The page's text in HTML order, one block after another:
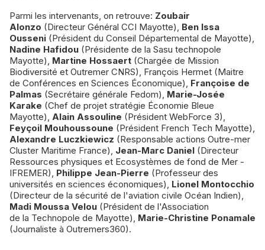
Parmi les intervenants, on retrouve: Zoubair
Alonzo (Directeur Général CCI Mayotte), Ben Issa
Ousseni (Président du Conseil Départemental de Mayotte),
Nadine Hafidou (Présidente de la Sasu technopole
Mayotte), Martine Hossaert (Chargée de Mission
Biodiversité et Outremer CNRS), François Hermet (Maitre
de Conférences en Sciences Économique), Françoise de
Palmas (Secrétaire générale Fedom), Marie-Josée
Karake (Chef de projet stratégie Économie Bleue
Mayotte), Alain Assouline (Président WebForce 3),
Feyçoil Mouhoussoune (Président French Tech Mayotte),
Alexandre Luczkiewicz (Responsable actions Outre-mer
Cluster Maritime France), Jean-Marc Daniel (Directeur
Ressources physiques et Ecosystèmes de fond de Mer -
IFREMER), Philippe Jean-Pierre (Professeur des
universités en sciences économiques), Lionel Montocchio
(Directeur de la sécurité de l'aviation civile Océan Indien),
Madi Moussa Velou (Président de l'Association
de la Technopole de Mayotte), Marie-Christine Ponamale
(Journaliste à Outremers360).